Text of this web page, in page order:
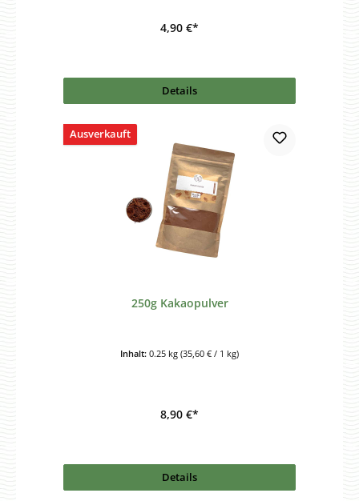
4,90 €*
Details
Ausverkauft
250g Kakaopulver
Inhalt: 0.25 kg (35,60 € / 1 kg)
8,90 €*
Details